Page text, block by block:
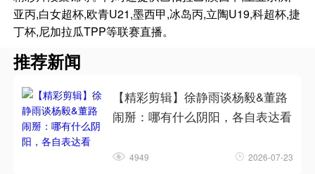
亚丙,白女超杯,欧青U21,墨西甲,冰岛丙,立陶U19,科超杯,捷
丁杯,尼加拉瓜TPP等联赛直播。
推荐新闻
【精彩剪辑】徐静雨谈杨毅&董路
闹掰：哪有什么阴阳，各自表达看
4949 2026-07-23